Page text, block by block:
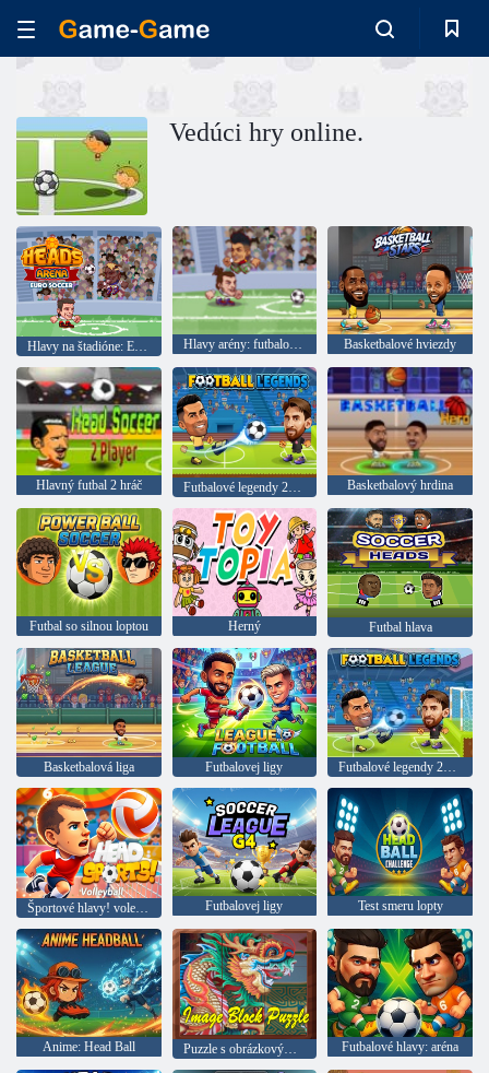
Vedúci hry online.
Hlavy na štadióne: Euro futbal Hlavy arény: futbalové hviezdy Basketbalové hviezdy
Hlavný futbal 2 hráč Futbalové legendy 2026 Basketbalový hrdina
Futbal so silnou loptou Herný Futbal hlava
Basketbalová liga Futbalovej ligy Futbalové legendy 2026
Futbalovej ligy Test smeru lopty
Anime: Head Ball Puzzle s obrázkovým blokom Futbalové hlavy: aréna